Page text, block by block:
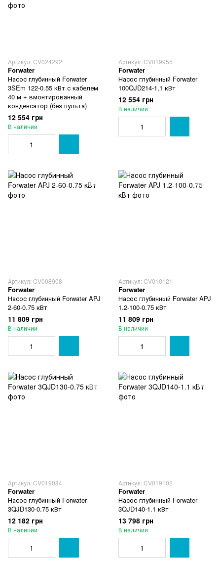
Артикул: CV024292
Forwater
Насос глубинный Forwater
3SEm 122-0.55 кВт с кабелем
40 м + вмонтированный
конденсатор (без пульта)
12 554 грн
В наличии
Артикул: CV019955
Forwater
Насос глубинный Forwater
100QJD214-1,1 кВт
12 554 грн
В наличии
Артикул: CV008908
Forwater
Насос глубинный Forwater APJ
2-60-0.75 кВт
11 809 грн
В наличии
Артикул: CV010121
Forwater
Насос глубинный Forwater APJ
1.2-100-0.75 кВт
11 809 грн
В наличии
Артикул: CV019084
Forwater
Насос глубинный Forwater
3QJD130-0.75 кВт
12 182 грн
В наличии
Артикул: CV019102
Forwater
Насос глубинный Forwater
3QJD140-1.1 кВт
13 798 грн
В наличии